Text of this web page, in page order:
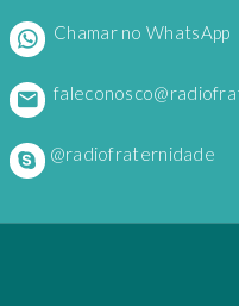
Chamar no WhatsApp
@radiofraternidade